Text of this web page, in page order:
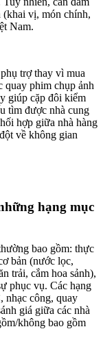
(khai vị, món chính,
Nam.
trợ thay vì mua
phim chụp ảnh
giúp cặp đôi kiểm
tìm được nhà cung
hợp giữa nhà hàng
về không gian
hạng mục
bao gồm: thực
bản (nước lọc,
trải, cắm hoa sảnh),
phục vụ. Các hạng
nhạc công, quay
giá giữa các nhà
không bao gồm